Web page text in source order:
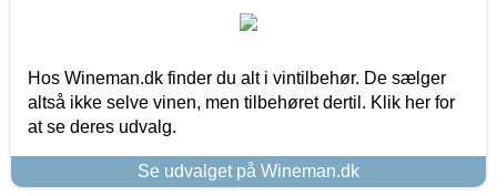
Hos Wineman.dk finder du alt i vintilbehør. De sælger
altså ikke selve vinen, men tilbehøret dertil. Klik her for
at se deres udvalg.
Se udvalget på Wineman.dk